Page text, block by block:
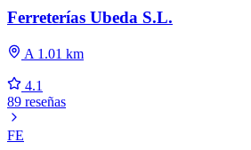
Ferreterías Ubeda S.L.
A 1.01 km
4.1
89 reseñas
FE